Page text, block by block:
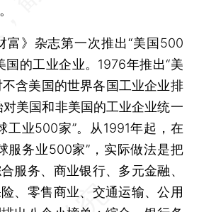
》杂志第一次推出“美国500
国的工业企业。1976年推出“美
含美国的世界各国工业企业排
美国和非美国的工业企业统一
工业500家”。从1991年起，在
服务业500家”，实际做法是把
服务、商业银行、多元金融、
、零售商业、交通运输、公用